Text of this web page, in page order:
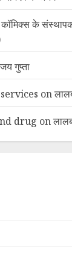
के
गुप्ता
on
drug on